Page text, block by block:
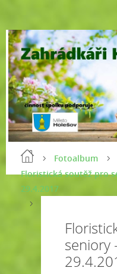
Fotoalbum
Floristická soutěž pro
29.4.2017
seniory